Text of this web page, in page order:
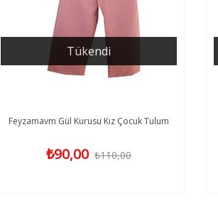
Tükendi
Feyzamavm Gül Kurusu Kız Çocuk Tulum
₺90,00 ₺110,00